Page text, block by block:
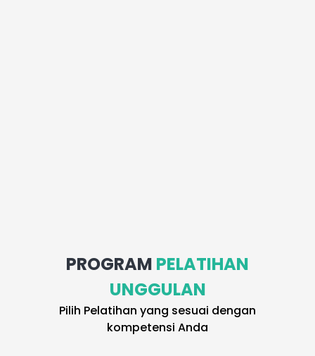
PROGRAM PELATIHAN
UNGGULAN
Pilih Pelatihan yang sesuai dengan
kompetensi Anda